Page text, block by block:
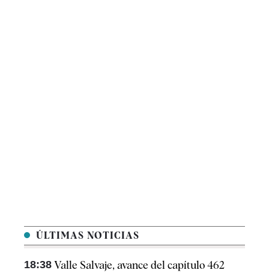
ÚLTIMAS NOTICIAS
18:38 Valle Salvaje, avance del capítulo 462